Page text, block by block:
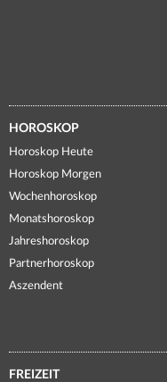
HOROSKOP
Horoskop Heute
Horoskop Morgen
Wochenhoroskop
Monatshoroskop
Jahreshoroskop
Partnerhoroskop
Aszendent
FREIZEIT